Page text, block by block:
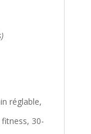
)
réglable,
30-